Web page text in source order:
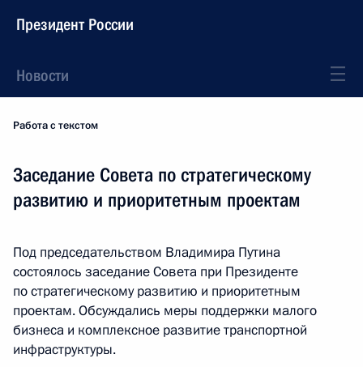
Президент России
Новости
Работа с текстом
Заседание Совета по стратегическому
развитию и приоритетным проектам
Под председательством Владимира Путина
состоялось заседание Совета при Президенте
по стратегическому развитию и приоритетным
проектам. Обсуждались меры поддержки малого
бизнеса и комплексное развитие транспортной
инфраструктуры.